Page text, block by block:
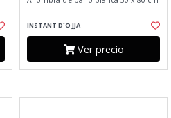
INSTANT D´O JJA
Ver precio